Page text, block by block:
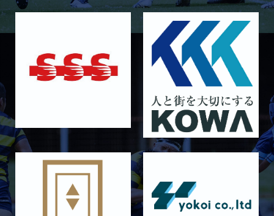
4月19日 関西セブンズ
2025/12/12
GALLERY
12月13日 大阪体育大学
GALLERY
11月29日 同志社大学Jr.col.
2025/11/23
GALLERY
11月23日 摂南大学
2025/11/22
GALLERY